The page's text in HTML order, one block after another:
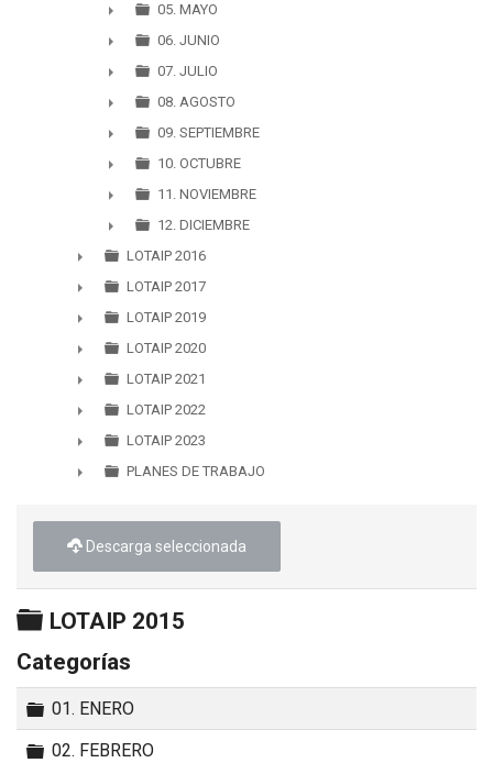
►
►
05. MAYO
►
06. JUNIO
►
07. JULIO
►
08. AGOSTO
►
09. SEPTIEMBRE
►
10. OCTUBRE
►
11. NOVIEMBRE
►
12. DICIEMBRE
►
LOTAIP 2016
►
LOTAIP 2017
►
LOTAIP 2019
►
LOTAIP 2020
►
LOTAIP 2021
►
LOTAIP 2022
►
LOTAIP 2023
PLANES DE TRABAJO
Descarga seleccionada
Carpeta
LOTAIP 2015
Categorías
Carpeta
01. ENERO
Carpeta
02. FEBRERO